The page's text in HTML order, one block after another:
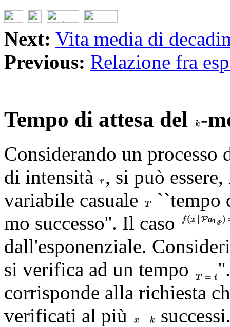
Next: Vita media di
Previous: Relazione fra
Tempo di attesa del -
Considerando un
di intensità
, si può
variabile casuale
``tempo
mo successo''. Il caso
dall'esponenziale.
si verifica ad un tempo
corrisponde alla richiesta
verificati al più